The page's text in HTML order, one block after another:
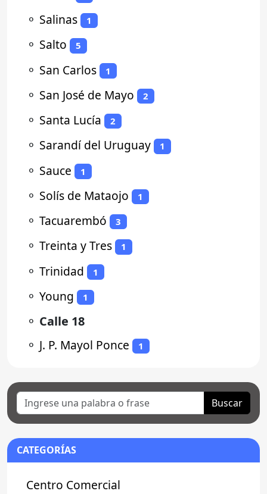
⚬ Salinas 1
⚬ Salto 5
⚬ San Carlos 1
⚬ San José de Mayo 2
⚬ Santa Lucía 2
⚬ Sarandí del Uruguay 1
⚬ Sauce 1
⚬ Solís de Mataojo 1
⚬ Tacuarembó 3
⚬ Treinta y Tres 1
⚬ Trinidad 1
⚬ Young 1
⚬ Calle 18
⚬ J. P. Mayol Ponce 1
Buscar
CATEGORÍAS
Centro Comercial